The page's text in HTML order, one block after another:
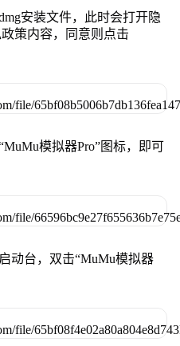
安装文件，此时会打开隐
策内容，同意则点击
模拟器Pro”图标，即可
动台，双击“MuMu模拟器